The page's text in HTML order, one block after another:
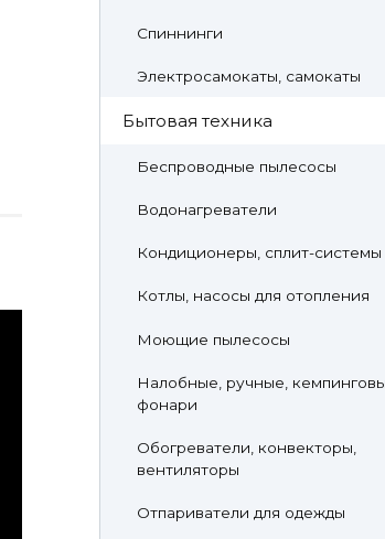
Спиннинги
Электросамокаты, самокаты
Бытовая техника
Беспроводные пылесосы
Водонагреватели
Кондиционеры, сплит-системы
Котлы, насосы для отопления
Моющие пылесосы
Налобные, ручные,
фонари
Обогреватели, конвекторы,
вентиляторы
Отпариватели для одежды